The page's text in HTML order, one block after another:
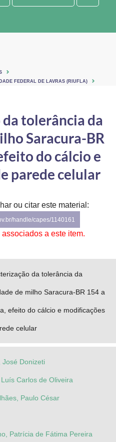
FEDERAL DE LAVRAS (RIUFLA)
tolerância da
Saracura-BR
do cálcio e
parede celular
ou citar este material:
handle/capes/1140161
a este item.
da tolerância da
de milho Saracura-BR 154 a
efeito do cálcio e modificações
celular
José Donizeti
Carlos de Oliveira
Paulo César
Patrícia de Fátima Pereira